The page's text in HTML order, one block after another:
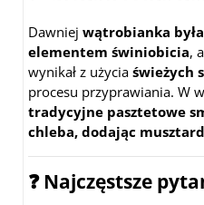
Dawniej wątrobianka
elementem świniobicia,
wynikał z użycia świeżych
procesu przyprawiania. W
tradycyjne pasztetowe
chleba, dodając
❓ Najczęstsze